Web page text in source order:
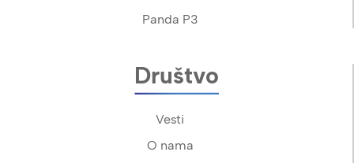
Panda P3
Društvo
Vesti
O nama